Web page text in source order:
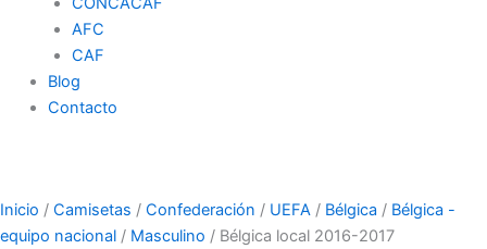
AFC
CAF
Blog
Contacto
Inicio / Camisetas / Confederación / UEFA / Bélgica / Bélgica -
equipo nacional / Masculino / Bélgica local 2016-2017